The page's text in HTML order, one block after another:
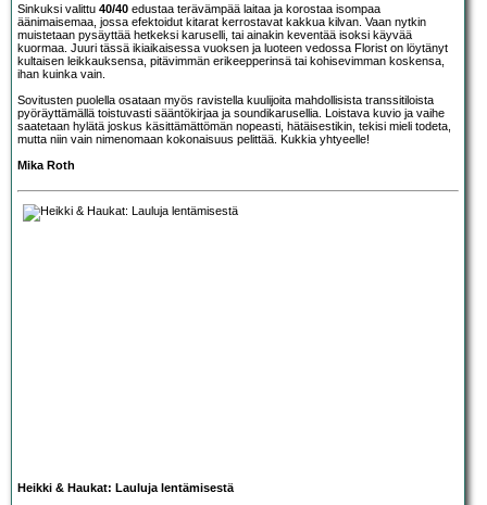
Sinkuksi valittu 40/40 edustaa terävämpää laitaa ja korostaa isompaa
äänimaisemaa, jossa efektoidut kitarat kerrostavat kakkua kilvan. Vaan nytkin
muistetaan pysäyttää hetkeksi karuselli, tai ainakin keventää isoksi käyvää
kuormaa. Juuri tässä ikiaikaisessa vuoksen ja luoteen vedossa Florist on löytänyt
kultaisen leikkauksensa, pitävimmän erikeepperinsä tai kohisevimman koskensa,
ihan kuinka vain.
Sovitusten puolella osataan myös ravistella kuulijoita mahdollisista transsitiloista
pyöräyttämällä toistuvasti sääntökirjaa ja soundikarusellia. Loistava kuvio ja vaihe
saatetaan hylätä joskus käsittämättömän nopeasti, hätäisestikin, tekisi mieli todeta,
mutta niin vain nimenomaan kokonaisuus pelittää. Kukkia yhtyeelle!
Mika Roth
Heikki & Haukat: Lauluja lentämisestä